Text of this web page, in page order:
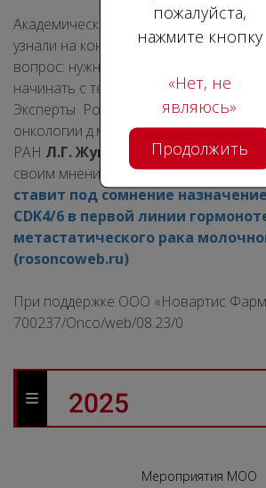
Академическое исследованиеSONIA
узнали на конгрессе ASCO 23,
вопрос: нужно ли всем пациентам с
начинать с терапии ингибиторами
Эксперты Российского общества
онкологии д.м.н. проф.С.А.
РАН Л.Г. Жукова и д.м.н. проф.Н.В.
своим мнением – источник
ставит под сомнение
CDK4/6 в первой линии
метастатического рака
(rosoncoweb.ru)
При поддержке ООО «Новартис
700237/Onco/web/08.23/0
2025
Мероприятия МОО
пожалуйста,
нажмите кнопку
«Нет, не
являюcь»
Продолжить